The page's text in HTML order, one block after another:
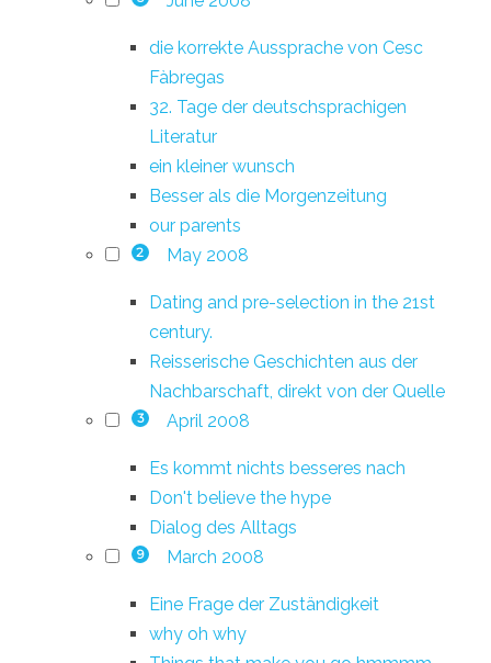
die korrekte Aussprache von Cesc
Fàbregas
32. Tage der deutschsprachigen
Literatur
ein kleiner wunsch
Besser als die Morgenzeitung
our parents
2 May 2008
Dating and pre-selection in the 21st
century.
Reisserische Geschichten aus der
Nachbarschaft, direkt von der Quelle
3 April 2008
Es kommt nichts besseres nach
Don't believe the hype
Dialog des Alltags
9 March 2008
Eine Frage der Zuständigkeit
why oh why